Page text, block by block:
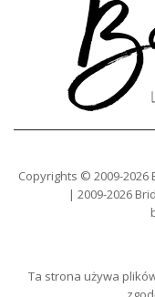
Copyrights © 2009-2026
| 2009-2026
Ta strona używa